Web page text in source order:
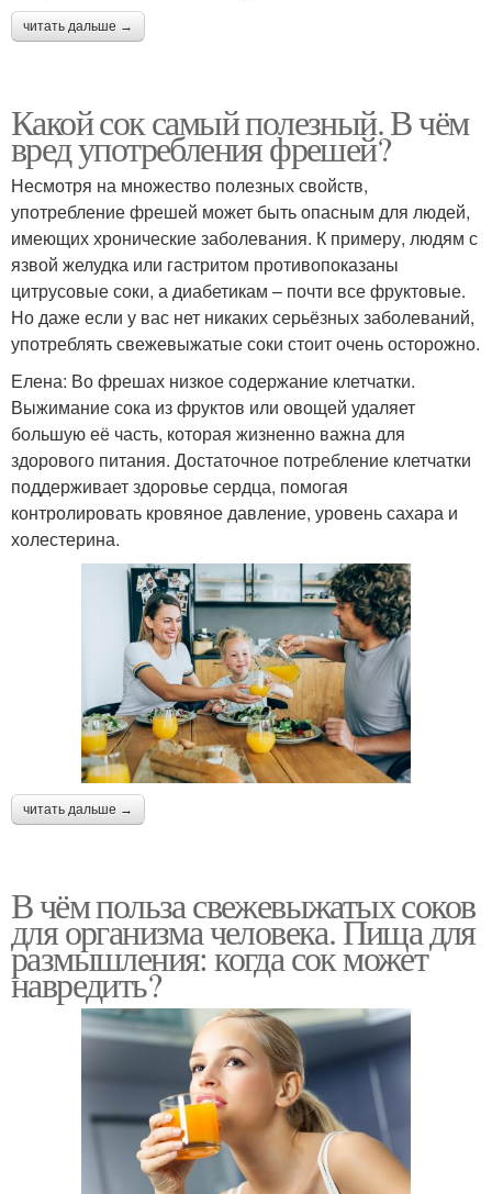
читать дальше →
Какой сок самый полезный. В чём
вред употребления фрешей?
Несмотря на множество полезных свойств,
употребление фрешей может быть опасным для людей,
имеющих хронические заболевания. К примеру, людям с
язвой желудка или гастритом противопоказаны
цитрусовые соки, а диабетикам – почти все фруктовые.
Но даже если у вас нет никаких серьёзных заболеваний,
употреблять свежевыжатые соки стоит очень осторожно.
Елена: Во фрешах низкое содержание клетчатки.
Выжимание сока из фруктов или овощей удаляет
большую её часть, которая жизненно важна для
здорового питания. Достаточное потребление клетчатки
поддерживает здоровье сердца, помогая
контролировать кровяное давление, уровень сахара и
холестерина.
читать дальше →
В чём польза свежевыжатых соков
для организма человека. Пища для
размышления: когда сок может
навредить?